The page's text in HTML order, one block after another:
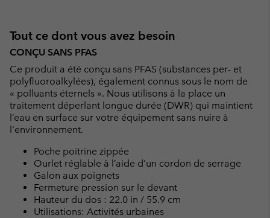
Tout ce dont vous avez besoin
CONÇU SANS PFAS
Ce produit a été conçu sans PFAS (substances per- et
polyfluoroalkylées), également connus sous le nom de
« polluants éternels ». Nous utilisons à la place un
traitement déperlant longue durée (DWR) qui maintient
l’eau en surface sur votre équipement sans nuire à
l'environnement.
Poche poitrine zippée
Ourlet réglable à l’aide d’un cordon de serrage
Galon aux poignets
Fermeture pression sur le devant
Hauteur du dos : 22.0 in / 55.9 cm
Utilisations: Activités urbaines